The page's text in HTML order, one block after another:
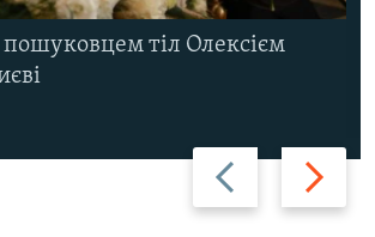
Назад Вперед
тіл Олексієм